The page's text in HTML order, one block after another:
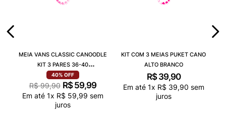
MEIA VANS CLASSIC CANOODLE
KIT 3 PARES 36-40
VN000QCAJU4
40% OFF
R$ 99,90 R$ 59,99
Em até 1x R$ 59,99 sem
juros
KIT COM 3 MEIAS PUKET CANO
ALTO BRANCO
R$ 39,90
Em até 1x R$ 39,90 sem
juros